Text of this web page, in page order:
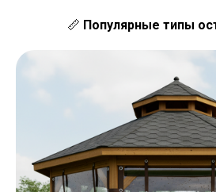
📏 Популярные типы